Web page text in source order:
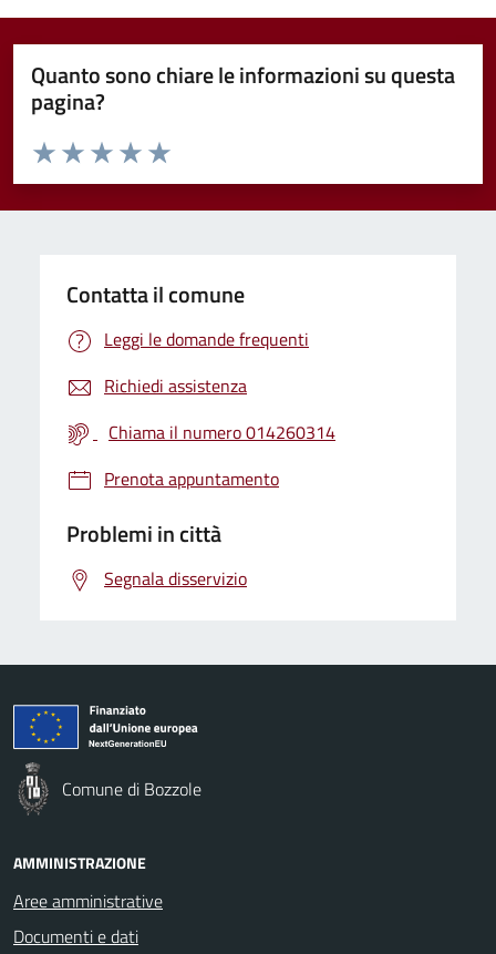
Quanto sono chiare le informazioni su questa
pagina?
Valuta da 1 a 5 stelle la pagina
Valuta 5 stelle su 5
Valuta 4 stelle su 5
Valuta 3 stelle su 5
Valuta 2 stelle su 5
Valuta 1 stelle su 5
Contatta il comune
Leggi le domande frequenti
Richiedi assistenza
Chiama il numero 014260314
Prenota appuntamento
Problemi in città
Segnala disservizio
Comune di Bozzole
AMMINISTRAZIONE
Aree amministrative
Documenti e dati